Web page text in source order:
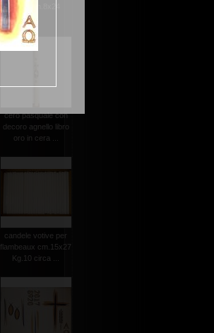
croci cm.8x24
cero pasquale con
decoro agnello libro
oro in cera ...
candele votive per
flambeaux cm.15x27
Kg.10 circa ...